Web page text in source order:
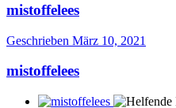
mistoffelees
Geschrieben März 10, 2021
mistoffelees